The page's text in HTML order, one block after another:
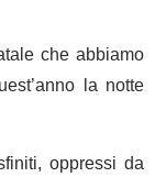
che abbiamo
la notte
oppressi da